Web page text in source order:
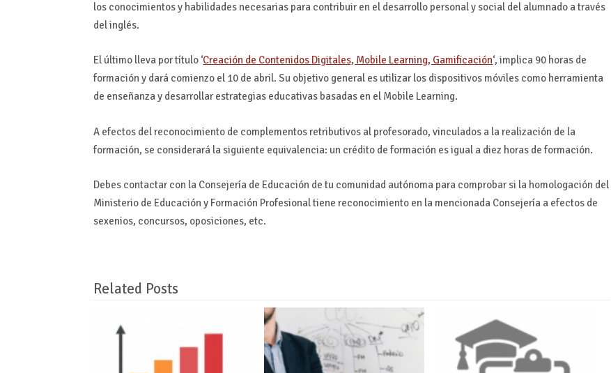
los conocimientos y habilidades necesarias para contribuir en el desarrollo personal y social del alumnado a través
del inglés.
El último lleva por título ‘Creación de Contenidos Digitales, Mobile Learning, Gamificación‘, implica 90 horas de
formación y dará comienzo el 10 de abril. Su objetivo general es utilizar los dispositivos móviles como herramienta
de enseñanza y desarrollar estrategias educativas basadas en el Mobile Learning.
A efectos del reconocimiento de complementos retributivos al profesorado, vinculados a la realización de la
formación, se considerará la siguiente equivalencia: un crédito de formación es igual a diez horas de formación.
Debes contactar con la Consejería de Educación de tu comunidad autónoma para comprobar si la homologación del
Ministerio de Educación y Formación Profesional tiene reconocimiento en la mencionada Consejería a efectos de
sexenios, concursos, oposiciones, etc.
Related Posts